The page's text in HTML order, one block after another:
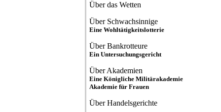
Über das Wetten
Über Schwachsinnige
Eine Wohltätigkeitslotterie
Über Bankrotteure
Ein Untersuchungsgericht
Über Akademien
Eine Königliche Militärakademie
Akademie für Frauen
Über Handelsgerichte